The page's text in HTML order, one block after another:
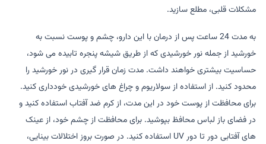
مشکلات قلبی، مطلع سازید.
به مدت 24 ساعت پس از درمان با این دارو، چشم و پوست نسبت به
خورشید از جمله نور خورشیدی که از طریق شیشه پنجره تابیده می شود،
حساسیت بیشتری خواهند داشت. مدت زمان قرار گیری در نور خورشید را
محدود کنید. از استفاده از سولاریوم و چراغ های خورشیدی خودداری کنید.
برای محافظت از پوست خود در این مدت، از کرم ضد آفتاب استفاده کنید و
در فضای باز لباس محافظ بپوشید. برای محافظت از چشم خود، از عینک
های آفتابی دور تا دور UV استفاده کنید. در صورت بروز اختلالات بینایی،